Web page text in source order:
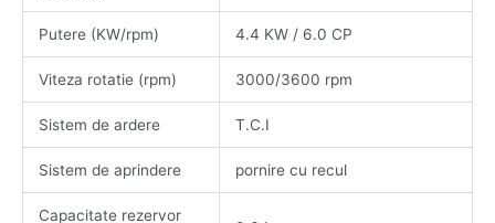
Putere (KW/rpm) 4.4 KW / 6.0 CP
Viteza rotatie (rpm) 3000/3600 rpm
Sistem de ardere T.C.I
Sistem de aprindere pornire cu recul
Capacitate rezervor